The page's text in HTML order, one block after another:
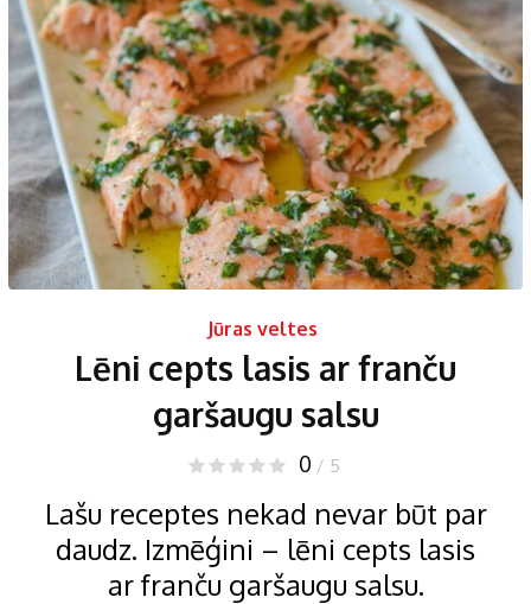
Jūras veltes
Lēni cepts lasis ar franču
garšaugu salsu
0 / 5
Lašu receptes nekad nevar būt par
daudz. Izmēģini – lēni cepts lasis
ar franču garšaugu salsu.